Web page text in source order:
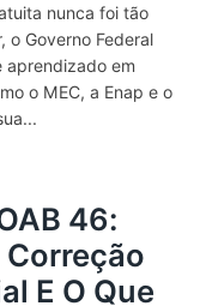
nunca foi tão
o Governo Federal
aprendizado em
o MEC, a Enap e o
46:
E O Que